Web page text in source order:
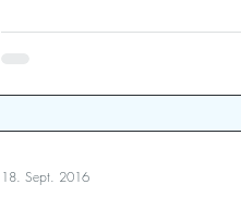
18. Sept. 2016